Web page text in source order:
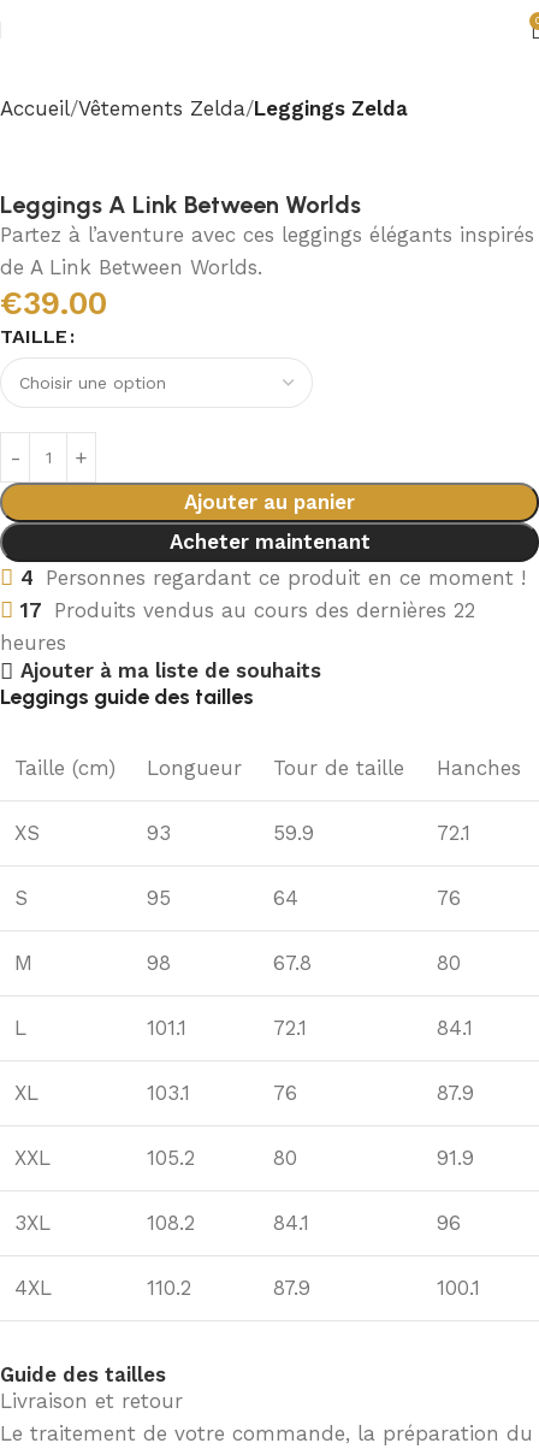
Accueil Vêtements Zelda Leggings Zelda
Leggings A Link Between Worlds
Partez à l’aventure avec ces leggings élégants inspirés
de A Link Between Worlds.
€39.00
TAILLE
Ajouter au panier
Acheter maintenant
4 Personnes regardant ce produit en ce moment !
17 Produits vendus au cours des dernières 22
heures
Ajouter à ma liste de souhaits
Leggings guide des tailles
Taille (cm) Longueur Tour de taille Hanches
XS 93 59.9 72.1
S 95 64 76
M 98 67.8 80
L 101.1 72.1 84.1
XL 103.1 76 87.9
XXL 105.2 80 91.9
3XL 108.2 84.1 96
4XL 110.2 87.9 100.1
Guide des tailles
Livraison et retour
Le traitement de votre commande, la préparation du